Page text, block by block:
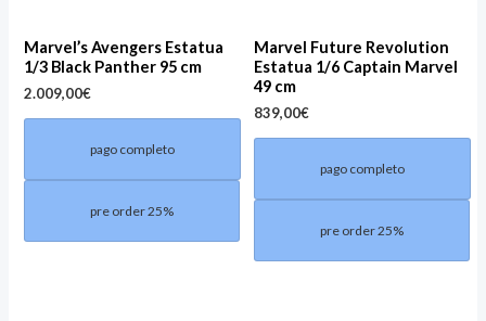
Marvel’s Avengers Estatua
1/3 Black Panther 95 cm
2.009,00€
pago completo
pre order 25%
Marvel Future Revolution
Estatua 1/6 Captain Marvel
49 cm
839,00€
pago completo
pre order 25%